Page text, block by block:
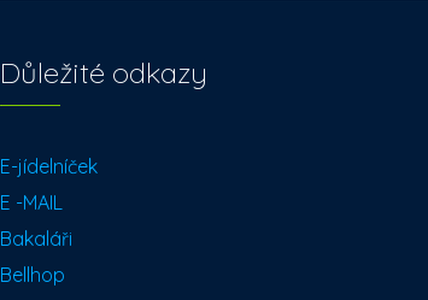
Důležité odkazy
E-jídelníček
E -MAIL
Bakaláři
Bellhop